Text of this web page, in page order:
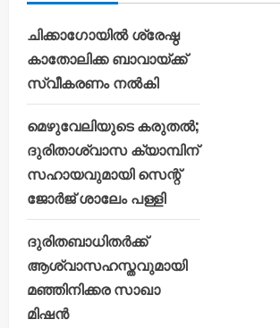
ചിക്കാഗോയിൽ ശ്രേഷ്ഠ
കാതോലിക്ക ബാവായ്ക്ക്
സ്വീകരണം നൽകി
മെഴുവേലിയുടെ കരുതൽ;
ദുരിതാശ്വാസ ക്യാമ്പിന്
സഹായവുമായി സെന്റ്
ജോർജ് ശാലേം പള്ളി
ദുരിതബാധിതർക്ക്
ആശ്വാസഹസ്തവുമായി
മഞ്ഞിനിക്കര സാഖാ
മിഷൻ